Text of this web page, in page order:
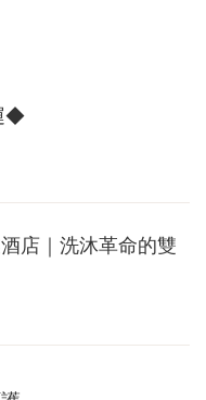
◆
店｜洗沐革命的雙